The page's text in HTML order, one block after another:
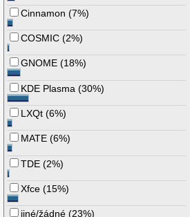
Cinnamon (7%)
COSMIC (2%)
GNOME (18%)
KDE Plasma (30%)
LXQt (6%)
MATE (6%)
TDE (2%)
Xfce (15%)
jiné/žádné (23%)